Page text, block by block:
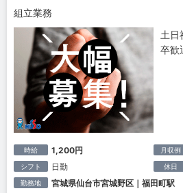
組立業務
土日
卒歓
時給 1,200円 月収例
シフト 日勤 休日
勤務地 宮城県仙台市宮城野区｜福田町駅